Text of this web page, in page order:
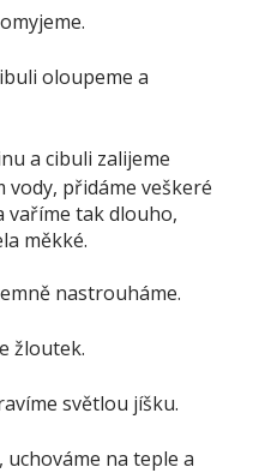
oloupeme a
a cibuli zalijeme
přidáme veškeré
vaříme tak dlouho,
měkké.
nastrouháme.
žloutek.
světlou jíšku.
uchováme na teple a